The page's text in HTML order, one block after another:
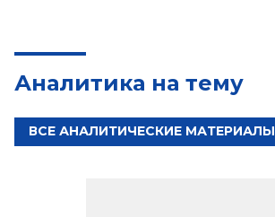
Аналитика на тему
ВСЕ АНАЛИТИЧЕСКИЕ МАТЕРИАЛЫ